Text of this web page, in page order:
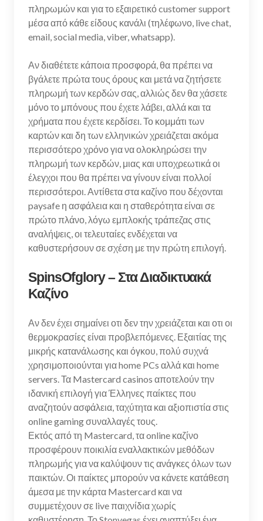
πληρωμών και για το εξαιρετικό customer support
μέσα από κάθε είδους κανάλι (τηλέφωνο, live chat,
email, social media, viber, whatsapp).
Αν διαθέτετε κάποια προσφορά, θα πρέπει να
βγάλετε πρώτα τους όρους και μετά να ζητήσετε
πληρωμή των κερδών σας, αλλιώς δεν θα χάσετε
μόνο το μπόνους που έχετε λάβει, αλλά και τα
χρήματα που έχετε κερδίσει. Το κομμάτι των
καρτών και δη των ελληνικών χρειάζεται ακόμα
περισσότερο χρόνο για να ολοκληρώσει την
πληρωμή των κερδών, μιας και υποχρεωτικά οι
έλεγχοι που θα πρέπει να γίνουν είναι πολλοί
περισσότεροι. Αντίθετα στα καζίνο που δέχονται
paysafe η ασφάλεια και η σταθερότητα είναι σε
πρώτο πλάνο, λόγω εμπλοκής τράπεζας στις
αναλήψεις, οι τελευταίες ενδέχεται να
καθυστερήσουν σε σχέση με την πρώτη επιλογή.
SpinsOfglory – Στα Διαδικτυακά
Καζίνο
Αν δεν έχει σημαίνει οτι δεν την χρειάζεται και οτι οι
θερμοκρασίες είναι προβλεπόμενες. Εξαιτίας της
μικρής κατανάλωσης και όγκου, πολύ συχνά
χρησιμοποιούνται για home PCs αλλά και home
servers. Τα Mastercard casinos αποτελούν την
ιδανική επιλογή για Έλληνες παίκτες που
αναζητούν ασφάλεια, ταχύτητα και αξιοπιστία στις
online gaming συναλλαγές τους.
Εκτός από τη Mastercard, τα online καζίνο
προσφέρουν ποικιλία εναλλακτικών μεθόδων
πληρωμής για να καλύψουν τις ανάγκες όλων των
παικτών. Οι παίκτες μπορούν να κάνετε κατάθεση
άμεσα με την κάρτα Mastercard και να
συμμετέχουν σε live παιχνίδια χωρίς